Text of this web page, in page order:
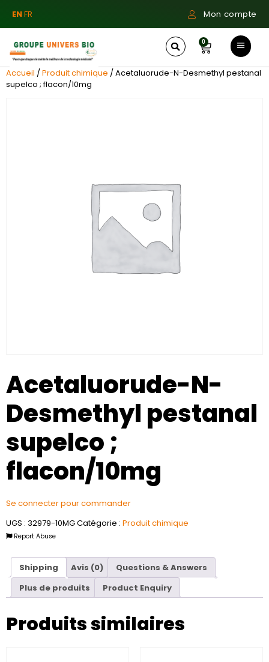
ENFR Mon compte
0
Accueil /Produit chimique / Acetaluorude-N-Desmethyl pestanal
supelco ; flacon/10mg
Acetaluorude-N-
Desmethyl pestanal
supelco ;
flacon/10mg
Se connecter pour commander
UGS : 32979-10MGCatégorie : Produit chimique
Report Abuse
Shipping Avis (0)
Questions & Answers
Plus de produits
Product Enquiry
Produits similaires